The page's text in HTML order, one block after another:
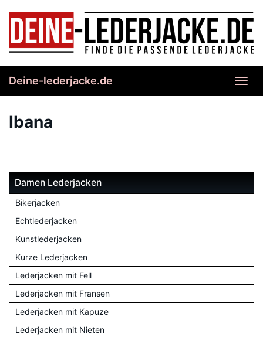
content
Deine-lederjacke.de
Ibana
Damen Lederjacken
Bikerjacken
Echtlederjacken
Kunstlederjacken
Kurze Lederjacken
Lederjacken mit Fell
Lederjacken mit Fransen
Lederjacken mit Kapuze
Lederjacken mit Nieten